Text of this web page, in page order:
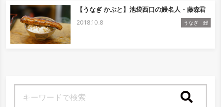
【うなぎ かぶと】池袋西口の鰻名人・藤森君
2018.10.8 うなぎ 鰻